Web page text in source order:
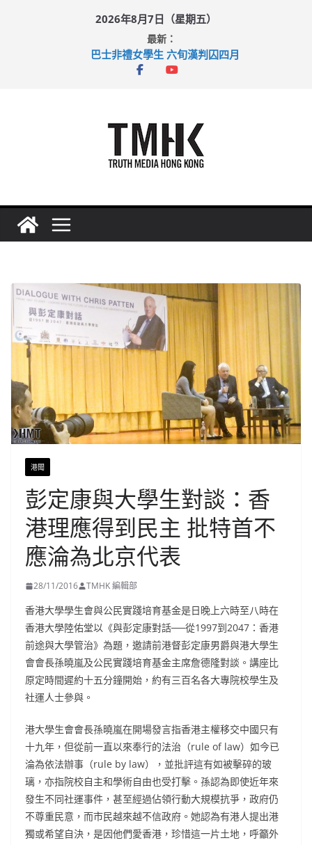
2026年8月7日（星期五）
最新：
巴士非禮女學生 六旬漢判囚四月
涉造假公屋富戶申報表 倉管員准保釋候訊
港聞
彭定康與大學生對談：香
港理應得到民主 批特首不
應淪為北京代表
28/11/2016 TMHK 編輯部
香港大學學生會與公民實踐培育基金是日晚上六時至八時在
香港大學陸佑堂以《與彭定康對話──從1997到2047：香港
前途與大學管治》為題，邀請前港督彭定康男爵與港大學生
會會長孫曉嵐及公民實踐培育基金主席詹德隆對談。講座比
原定時間遲約十五分鐘開始，約有三百名各大專院校學生及
社運人士參與。
港大學生會會長孫曉嵐在開場發言指香港主權移交中國只有
十九年，但從前一直以來奉行的法治（rule of law）如今已
淪為依法辦事（rule by law），並批評這有如被擊碎的玻
璃，亦指院校自主和學術自由也受打擊。孫認為即使近年來
發生不同社運事件，甚至經過佔領行動大規模抗爭，政府仍
不尊重民意，而市民越來越不信政府。她認為有港人提出港
獨或希望自決，是因他們愛香港，珍惜這一片土地，呼籲外